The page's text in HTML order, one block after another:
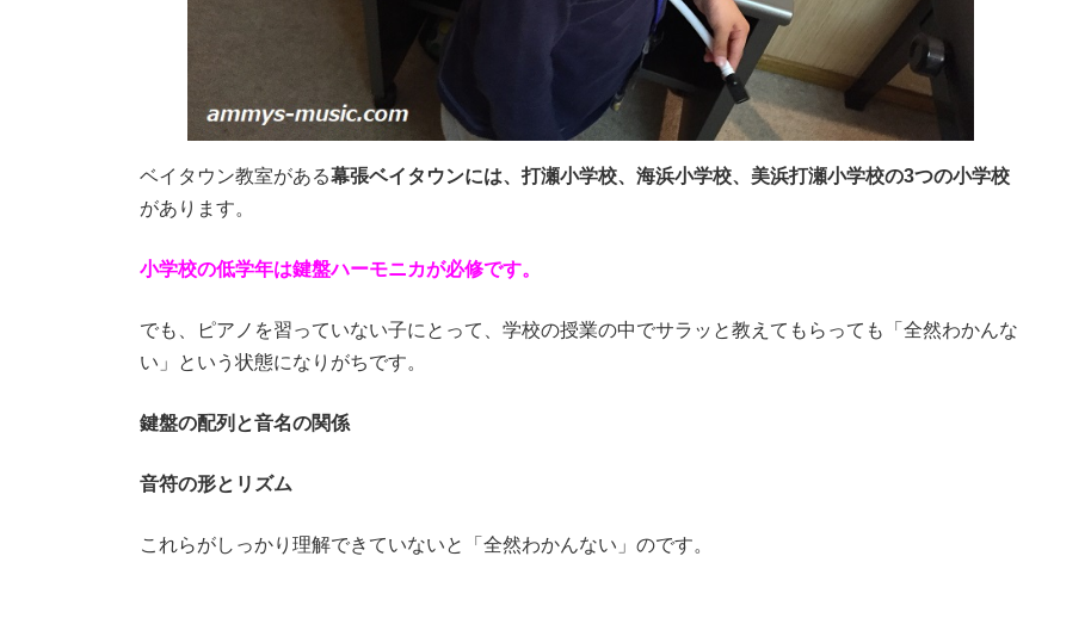
ベイタウン教室がある幕張ベイタウンには、打瀬小学校、海浜小学校、美浜打瀬小学校の3つの小学校
があります。
小学校の低学年は鍵盤ハーモニカが必修です。
でも、ピアノを習っていない子にとって、学校の授業の中でサラッと教えてもらっても「全然わかんな
い」という状態になりがちです。
鍵盤の配列と音名の関係
音符の形とリズム
これらがしっかり理解できていないと「全然わかんない」のです。